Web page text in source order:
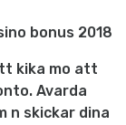
kika mo att
Avarda
n skickar dina